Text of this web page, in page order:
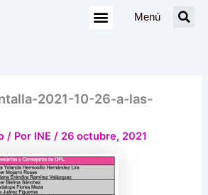
Menú
2021-10-26-a-las-
/ Por INE/ 26 octubre, 2021